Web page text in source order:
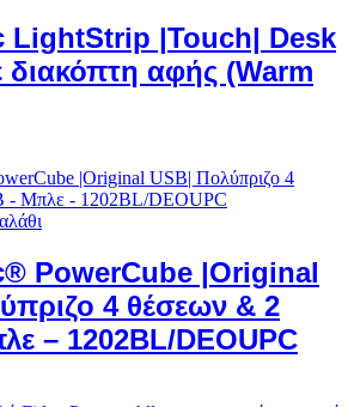
LightStrip |Touch| Desk
αφής (Warm
PowerCube |Original
4 θέσεων & 2
– 1202BL/DEOUPC